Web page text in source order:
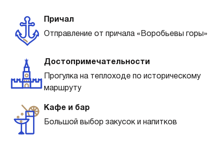
Причал
Отправление от причала «Воробьевы горы»
Достопримечательности
Прогулка на теплоходе по историческому
маршруту
Кафе и бар
Большой выбор закусок и напитков